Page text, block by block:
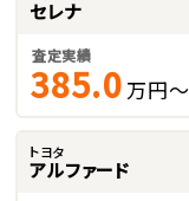
セレナ
査定実績
385.0 万円～
トヨタ
アルファード